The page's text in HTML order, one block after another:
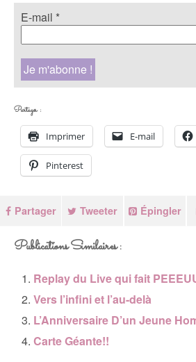
E-mail *
Partager :
Imprimer E-mail
Pinterest
Partager Tweeter Épingler
Publications Similaires :
Replay du Live qui fait
Vers l’infini et l’au-delà
L’Anniversaire D’un Jeune
Carte Géante!!